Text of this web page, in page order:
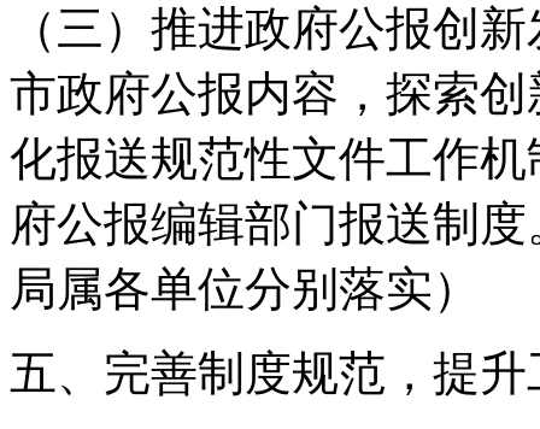
（三）推进政府公报创
市政府公报内容，探索
化报送规范性文件工作
府公报编辑部门报送制度
局属各单位分别落实）
五、完善制度规范，提